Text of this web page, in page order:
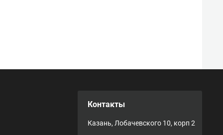
Контакты
Казань, Лобачевского 10, корп 2